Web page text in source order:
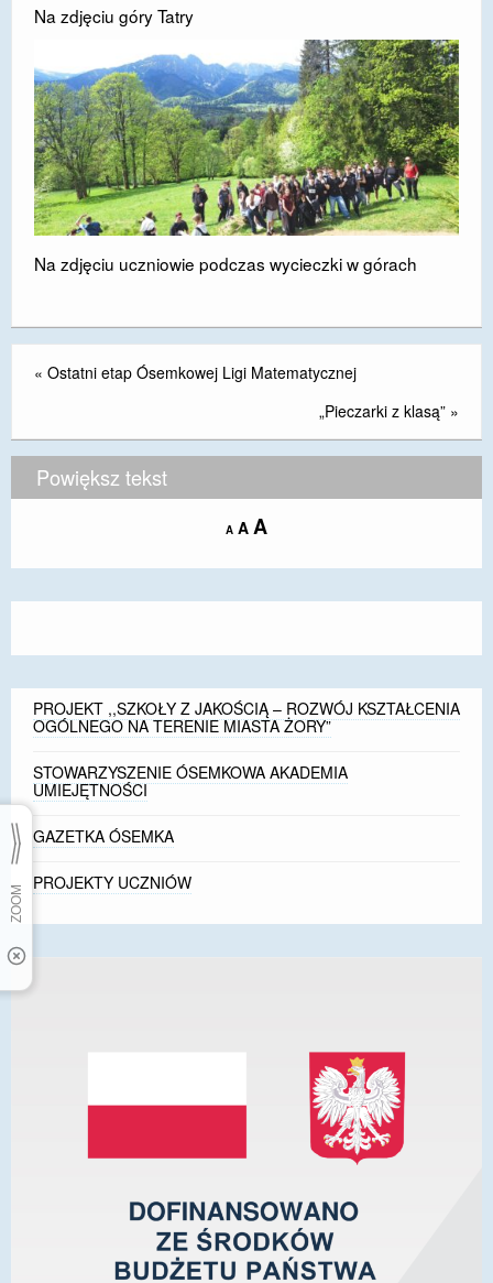
Na zdjęciu góry Tatry
Na zdjęciu uczniowie podczas wycieczki w górach
« Ostatni etap Ósemkowej Ligi Matematycznej
„Pieczarki z klasą” »
Powiększ tekst
A Decrease
size.
A Reset
size.
AIncrease
size.
PROJEKT ,,SZKOŁY Z JAKOŚCIĄ – ROZWÓJ KSZTAŁCENIA
OGÓLNEGO NA TERENIE MIASTA ŻORY”
STOWARZYSZENIE ÓSEMKOWA AKADEMIA
UMIEJĘTNOŚCI
GAZETKA ÓSEMKA
PROJEKTY UCZNIÓW